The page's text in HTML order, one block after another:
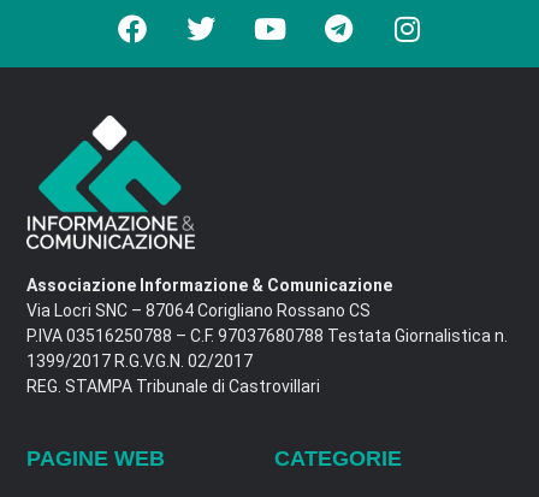
Associazione Informazione & Comunicazione
Via Locri SNC – 87064 Corigliano Rossano CS
P.IVA 03516250788 – C.F. 97037680788 Testata Giornalistica n.
1399/2017 R.G.V.G.N. 02/2017
REG. STAMPA Tribunale di Castrovillari
PAGINE WEB CATEGORIE